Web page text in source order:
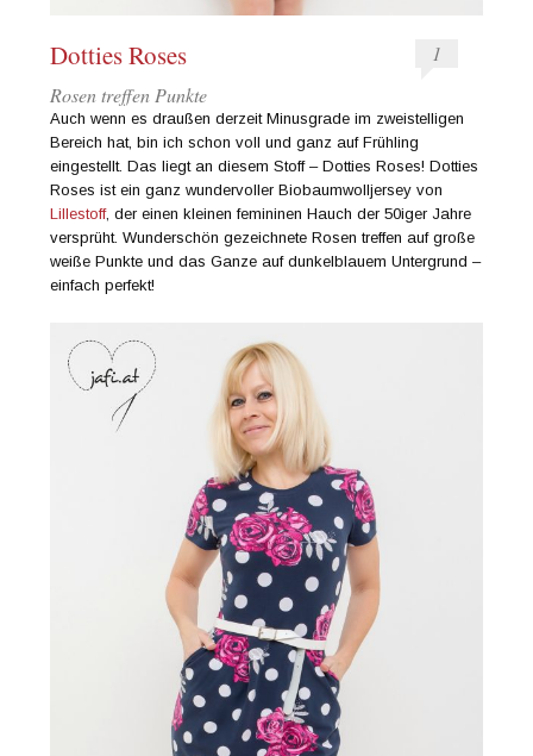
Dotties Roses
1
Rosen treffen Punkte
Auch wenn es draußen derzeit Minusgrade im zweistelligen
Bereich hat, bin ich schon voll und ganz auf Frühling
eingestellt. Das liegt an diesem Stoff – Dotties Roses! Dotties
Roses ist ein ganz wundervoller Biobaumwolljersey von
Lillestoff, der einen kleinen femininen Hauch der 50iger Jahre
versprüht. Wunderschön gezeichnete Rosen treffen auf große
weiße Punkte und das Ganze auf dunkelblauem Untergrund –
einfach perfekt!